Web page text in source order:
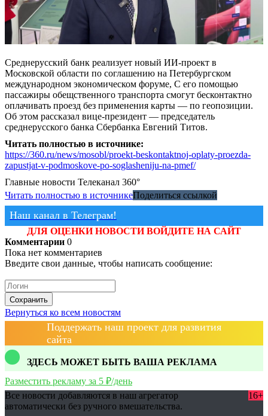
Среднерусский банк реализует новый ИИ-проект в
Московской области по соглашению на Петербургском
международном экономическом форуме, С его помощью
пассажиры обещственного транспорта смогут бесконтактно
оплачивать проезд без применения карты — по геопозиции.
Об этом рассказал вице-президент — председатель
среднерусского банка Сбербанка Евгений Титов.
Читать полностью в источнике:
https://360.ru/news/mosobl/proekt-beskontaktnoj-oplaty-proezda-
zapustjat-v-podmoskove-po-soglasheniju-na-pmef/
Главные новости Телеканал 360°
Читать полностью в источникеПоделиться ссылкой
Наш канал в Телеграм!
ДЛЯ ОЦЕНКИ НОВОСТИ ВОЙДИТЕ НА САЙТ
Комментарии 0
Пока нет комментариев
Введите свои данные, чтобы написать сообщение:
Сохранить
Вернуться ко всем новостям
Поддержать наш проект для развития
сайта
ЗДЕСЬ МОЖЕТ БЫТЬ ВАША РЕКЛАМА
Разместить рекламу за 5 ₽/день
Все новости добавляются в наш агрегатор
автоматически без ручного вмешательства.
16+